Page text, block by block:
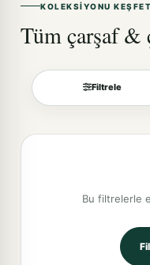
KOLEKSIYONU KEŞFET
Tüm çarşaf &
Filtrele
Sırala
Bu filtrelerle